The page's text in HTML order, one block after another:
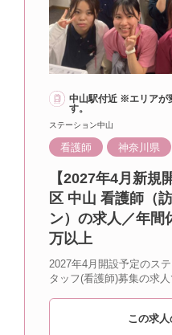
中山駅付近 ※エリアが
す。
ステーション中山
看護師 神奈川県
【2027年4月新規
区 中山 看護師（
ン）の求人／年間
万以上
2027年4月開設予定のス
タッフ(看護師)募集の求人
この求